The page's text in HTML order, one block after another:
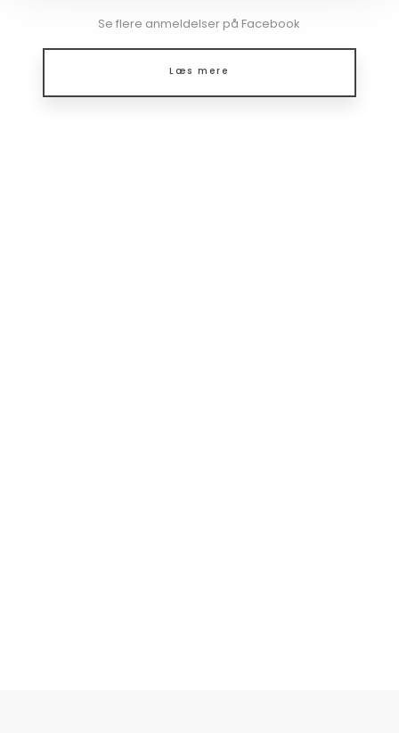
Se flere anmeldelser på Facebook​
Læs mere​